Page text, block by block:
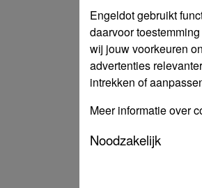
Engeldot gebruikt
daarvoor
wij jouw voorkeuren
advertenties
intrekken of
Meer informatie over
Noodzakelijk